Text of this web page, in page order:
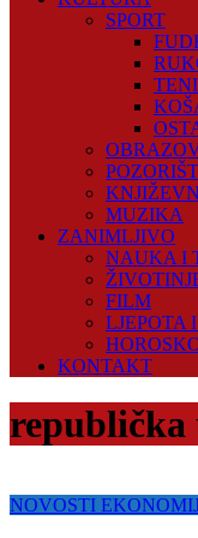
SPORT
MUZIKA
ZANIMLJIVO
NAUKA I
FILM
LJEPOTA
KONTAKT
republička
NOVOSTI